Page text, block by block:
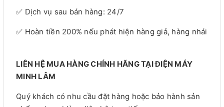
✅ Dịch vụ sau bán hàng: 24/7
✅ Hoàn tiền 200% nếu phát hiện hàng giả, hàng nhái
LIÊN HỆ MUA HÀNG CHÍNH HÃNG TẠI ĐIỆN MÁY
MINH LÂM
Quý khách có nhu cầu đặt hàng hoặc bảo hành sản